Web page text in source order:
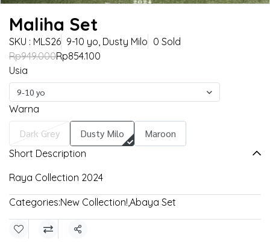
Maliha Set
SKU : MLS26 9-10 yo, Dusty Milo 0 Sold
Rp949.000Rp854.100
Usia
9-10 yo
Warna
Dark Grey Dusty Milo Maroon
Short Description
Raya Collection 2024
Categories:New Collection!,Abaya Set
Share